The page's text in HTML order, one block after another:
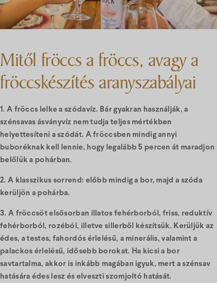
Mitől fröccs a fröccs, avagy a
fröccskészítés aranyszabályai
1. A fröccs lelke a szódavíz. Bár gyakran használják, a
szénsavas ásványvíz nem tudja teljes mértékben
helyettesíteni a szódát. A fröccsben mindig annyi
buboréknak kell lennie, hogy legalább 5 percen át maradjon
belőlük a pohárban.
2. A klasszikus sorrend: előbb mindig a bor, majd a szóda
kerüljön a pohárba.
3. A fröccsöt elsősorban illatos fehérborból, friss, reduktív
fehérborból, rozéból, illetve sillerből készítsük. Kerüljük az
édes, a testes, fahordós érlelésű, a minerális, valamint a
palackos érlelésű, idősebb borokat. Ha kicsi a bor
savtartalma, akkor is inkább magában igyuk, mert a szénsav
hatására édes lesz és elveszti szomjoltó hatását.